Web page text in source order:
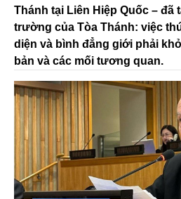
Thánh tại Liên Hiệp Quốc – đã
trường của Tòa Thánh: việc
diện và bình đẳng giới phải
bản và các mối tương quan.